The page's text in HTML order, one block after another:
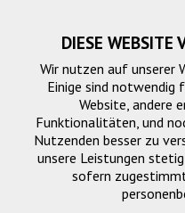
DIESE WEBSITE
Wir nutzen auf unserer
Einige sind notwendig
Website, andere
Funktionalitäten, und
Nutzenden besser zu
unsere Leistungen
sofern